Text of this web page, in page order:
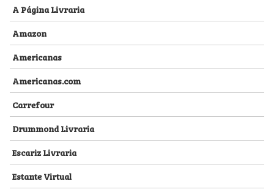
A Página Livraria
Amazon
Americanas
Americanas.com
Carrefour
Drummond Livraria
Escariz Livraria
Estante Virtual